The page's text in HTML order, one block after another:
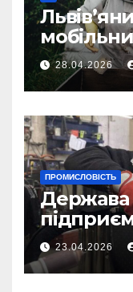
28.04.2026
ПРОМИСЛОВІСТЬ
Держава
23.04.2026